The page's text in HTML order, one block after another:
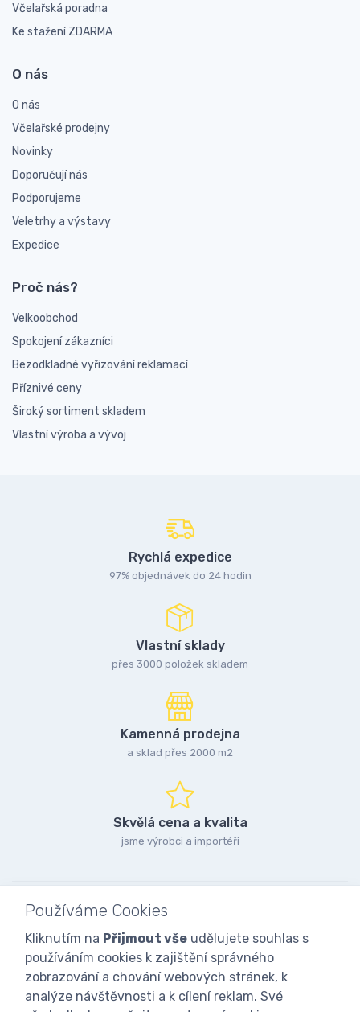
Včelařská poradna
Ke stažení ZDARMA
O nás
O nás
Včelařské prodejny
Novinky
Doporučují nás
Podporujeme
Veletrhy a výstavy
Expedice
Proč nás?
Velkoobchod
Spokojení zákazníci
Bezodkladné vyřizování reklamací
Příznivé ceny
Široký sortiment skladem
Vlastní výroba a vývoj
Rychlá expedice
97% objednávek do 24 hodin
Vlastní sklady
přes 3000 položek skladem
Kamenná prodejna
a sklad přes 2000 m2
Skvělá cena a kvalita
jsme výrobci a importéři
Používáme Cookies
Kliknutím na Přijmout vše udělujete souhlas s
používáním cookies k zajištění správného
zobrazování a chování webových stránek, k
analýze návštěvnosti a k cílení reklam. Své